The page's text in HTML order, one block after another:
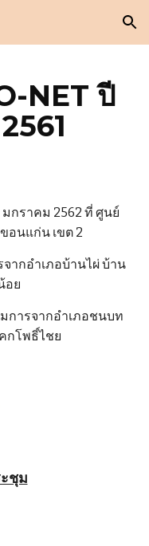
Skip to navigation
NET ปี
กราคม 2562 ที่ ศูนย์
อนแก่น เขต 2
จากอำเภอบ้านไผ่ บ้าน
อย
มการจากอำเภอชนบท
กโพธิ์ไชย
ชุม